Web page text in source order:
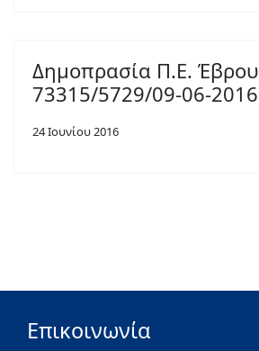
Δημοπρασία Π.Ε. Έβρου
73315/5729/09-06-2016
24 Ιουνίου 2016
Επικοινωνία